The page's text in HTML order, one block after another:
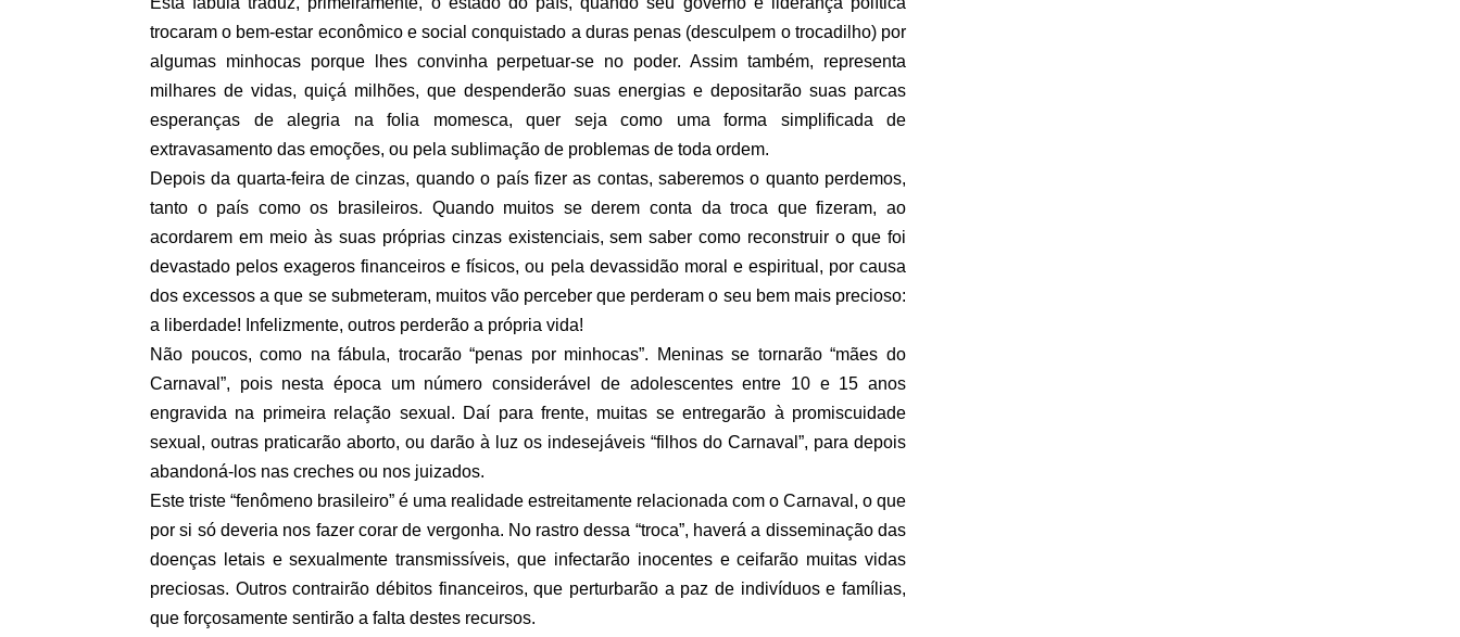
trocaram o bem-estar econômico e social conquistado a duras penas (desculpem o trocadilho) por
algumas minhocas porque lhes convinha perpetuar-se no poder. Assim também, representa
milhares de vidas, quiçá milhões, que despenderão suas energias e depositarão suas parcas
esperanças de alegria na folia momesca, quer seja como uma forma simplificada de
extravasamento das emoções, ou pela sublimação de problemas de toda ordem.
Depois da quarta-feira de cinzas, quando o país fizer as contas, saberemos o quanto perdemos,
tanto o país como os brasileiros. Quando muitos se derem conta da troca que fizeram, ao
acordarem em meio às suas próprias cinzas existenciais, sem saber como reconstruir o que foi
devastado pelos exageros financeiros e físicos, ou pela devassidão moral e espiritual, por causa
dos excessos a que se submeteram, muitos vão perceber que perderam o seu bem mais precioso:
a liberdade! Infelizmente, outros perderão a própria vida!
Não poucos, como na fábula, trocarão “penas por minhocas”. Meninas se tornarão “mães do
Carnaval”, pois nesta época um número considerável de adolescentes entre 10 e 15 anos
engravida na primeira relação sexual. Daí para frente, muitas se entregarão à promiscuidade
sexual, outras praticarão aborto, ou darão à luz os indesejáveis “filhos do Carnaval”, para depois
abandoná-los nas creches ou nos juizados.
Este triste “fenômeno brasileiro” é uma realidade estreitamente relacionada com o Carnaval, o que
por si só deveria nos fazer corar de vergonha. No rastro dessa “troca”, haverá a disseminação das
doenças letais e sexualmente transmissíveis, que infectarão inocentes e ceifarão muitas vidas
preciosas. Outros contrairão débitos financeiros, que perturbarão a paz de indivíduos e famílias,
que forçosamente sentirão a falta destes recursos.